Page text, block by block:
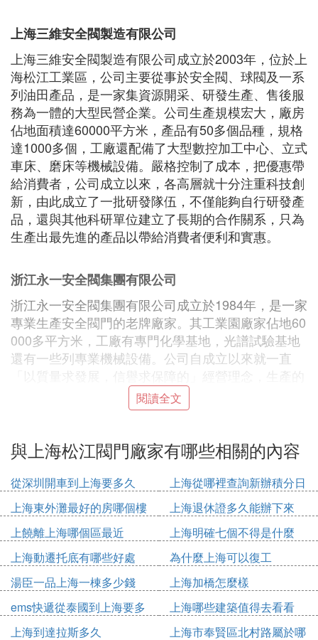
上海三維安全閥製造有限公司
上海三維安全閥製造有限公司成立於2003年，位於上
海松江工業區，公司主要從事於安全閥、球閥及一系
列油田產品，是一家集資源開采、研發生產、售後服
務為一體的大型民營企業。公司生產規模宏大，廠房
佔地面積達60000平方米，產品有50多個品種，規格
達1000多個，工廠還配備了大型數控加工中心、立式
車床、磨床等機械設備。嚴格控制了成本，把優惠帶
給消費者，公司成立以來，各高層就十分注重科技創
新，由此成立了一批研發隊伍，不僅能夠自行研發產
品，還與其他科研單位建立了長期的合作關系，只為
生產出最先進的產品以帶給消費者便利和實惠。
浙江永一安全閥集團有限公司
浙江永一安全閥集團有限公司成立於1984年，是一家
專業生產安全閥門的老牌廠家。其工業園廠家佔地60
000多平方米，工廠有專門化學基地，光譜試驗基地
還有一些列專業機械設備。公司自成立以來就一直
「以質量求發展，信譽求保障的」經營理念，生產的
「永一牌」安全閥在全國同行中排名第一。部分產品
還被應用於國家重點項目上。
北京航天石化技術裝備工程公司
北京航天石化技術裝備工程公司簡稱「BAPC」，隸
屬於中國航天科技集團。主要以熱能工程、閥設計製
造、單元工程為經營業務。其研發生產的產品質量、
信譽肯定是沒說的。還與中國石化、中石油、神華集
團建立了長期的合作關系，在國際市場建立了良好的
業績。
編後：關於安全閥的生產廠家介紹就到這里了，當
然，國內優秀的安全閥廠家肯定不止這幾個，但小編
閱讀全文
與上海松江閥門廠家有哪些相關的內容
從深圳開車到上海要多久
上海從哪裡查詢新辦積分日
期
上海東外灘最好的房哪個樓
上海退休證多久能辦下來
上饒離上海哪個區最近
上海明確七個不得是什麼
上海動遷托底有哪些好處
為什麼上海可以復工
湯臣一品上海一棟多少錢
上海加橋怎麼樣
ems快遞從泰國到上海要多
久
上海哪些建築值得去看看
上海到達拉斯多久
上海市奉賢區北村路屬於哪